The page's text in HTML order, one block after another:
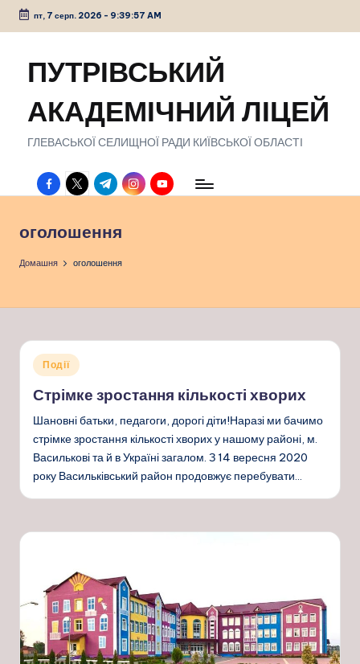
Перейти
пт, 7 серп. 2026 - 9:39:58 AM
ПУТРІВСЬКИЙ
АКАДЕМІЧНИЙ ЛІЦЕЙ
ГЛЕВАСЬКОЇ СЕЛИЩНОЇ РАДИ КИЇВСЬКОЇ ОБЛАСТІ
facebook.com
twitter.com
t.me instagram.com
youtube.com
оголошення
Домашня оголошення
Опубліковано
Події
Стрімке зростання кількості хворих
Шановні батьки, педагоги, дорогі діти!Наразі ми бачимо
стрімке зростання кількості хворих у нашому районі, м.
Василькові та й в Україні загалом. З 14 вересня 2020
року Васильківський район продовжує перебувати…